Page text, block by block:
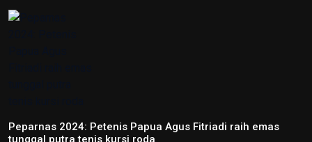
Peparnas 2024: Petenis Papua Agus Fitriadi raih emas
tunggal putra tenis kursi roda